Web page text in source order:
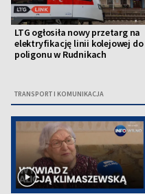
LTG ogłosiła nowy przetarg na
elektryfikację linii kolejowej do
poligonu w Rudnikach
TRANSPORT I KOMUNIKACJA